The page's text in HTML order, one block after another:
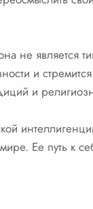
не является
и
и
Ее путь к